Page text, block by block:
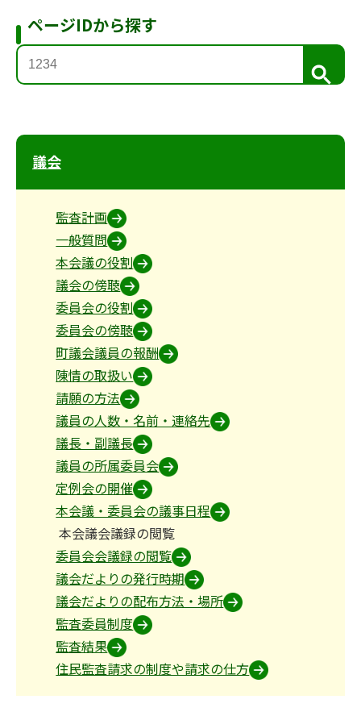
ページIDから探す
検
索
議会
監査計画
一般質問
本会議の役割
議会の傍聴
委員会の役割
委員会の傍聴
町議会議員の報酬
陳情の取扱い
請願の方法
議員の人数・名前・連絡先
議長・副議長
議員の所属委員会
定例会の開催
本会議・委員会の議事日程
本会議会議録の閲覧
委員会会議録の閲覧
議会だよりの発行時期
議会だよりの配布方法・場所
監査委員制度
監査結果
住民監査請求の制度や請求の仕方